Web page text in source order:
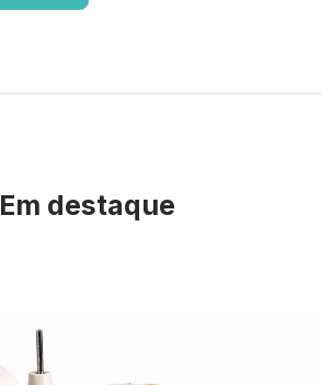
Em destaque